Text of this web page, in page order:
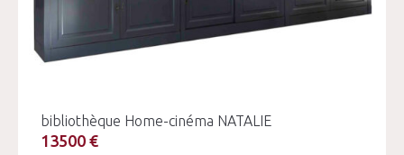
bibliothèque Home-cinéma NATALIE
13500 €